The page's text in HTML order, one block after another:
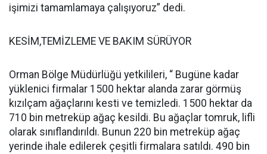
işimizi tamamlamaya çalışıyoruz” dedi.
KESİM,TEMİZLEME VE BAKIM SÜRÜYOR
Orman Bölge Müdürlüğü yetkilileri, “ Bugüne kadar
yüklenici firmalar 1500 hektar alanda zarar görmüş
kızılçam ağaçlarını kesti ve temizledi. 1500 hektar da
710 bin metreküp ağaç kesildi. Bu ağaçlar tomruk, lifli
olarak sınıflandırıldı. Bunun 220 bin metreküp ağaç
yerinde ihale edilerek çeşitli firmalara satıldı. 490 bin